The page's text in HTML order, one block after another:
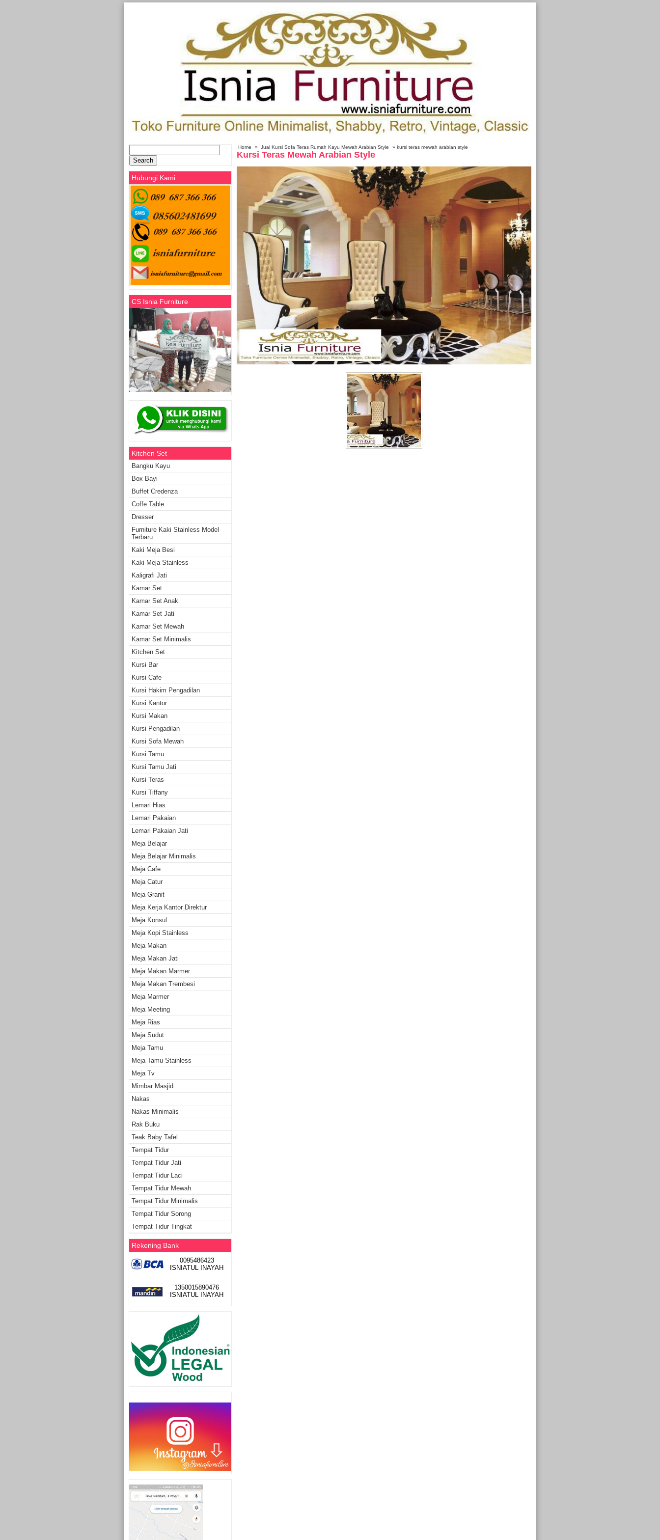
Home » Jual Kursi Sofa Teras Rumah Kayu Mewah Arabian Style » kursi teras mewah arabian style
Kursi Teras Mewah Arabian Style
Search
for:
Hubungi Kami
CS Isnia Furniture
Kitchen Set
Bangku Kayu
Box Bayi
Buffet Credenza
Coffe Table
Dresser
Furniture Kaki Stainless Model
Terbaru
Kaki Meja Besi
Kaki Meja Stainless
Kaligrafi Jati
Kamar Set
Kamar Set Anak
Kamar Set Jati
Kamar Set Mewah
Kamar Set Minimalis
Kitchen Set
Kursi Bar
Kursi Cafe
Kursi Hakim Pengadilan
Kursi Kantor
Kursi Makan
Kursi Pengadilan
Kursi Sofa Mewah
Kursi Tamu
Kursi Tamu Jati
Kursi Teras
Kursi Tiffany
Lemari Hias
Lemari Pakaian
Lemari Pakaian Jati
Meja Belajar
Meja Belajar Minimalis
Meja Cafe
Meja Catur
Meja Granit
Meja Kerja Kantor Direktur
Meja Konsul
Meja Kopi Stainless
Meja Makan
Meja Makan Jati
Meja Makan Marmer
Meja Makan Trembesi
Meja Marmer
Meja Meeting
Meja Rias
Meja Sudut
Meja Tamu
Meja Tamu Stainless
Meja Tv
Mimbar Masjid
Nakas
Nakas Minimalis
Rak Buku
Teak Baby Tafel
Tempat Tidur
Tempat Tidur Jati
Tempat Tidur Laci
Tempat Tidur Mewah
Tempat Tidur Minimalis
Tempat Tidur Sorong
Tempat Tidur Tingkat
Rekening Bank
0095486423
ISNIATUL INAYAH
1350015890476
ISNIATUL INAYAH